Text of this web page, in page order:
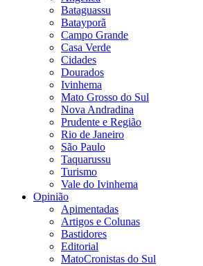
Bataguassu
Batayporã
Campo Grande
Casa Verde
Cidades
Dourados
Ivinhema
Mato Grosso do Sul
Nova Andradina
Prudente e Região
Rio de Janeiro
São Paulo
Taquarussu
Turismo
Vale do Ivinhema
Opinião
Apimentadas
Artigos e Colunas
Bastidores
Editorial
MatoCronistas do Sul